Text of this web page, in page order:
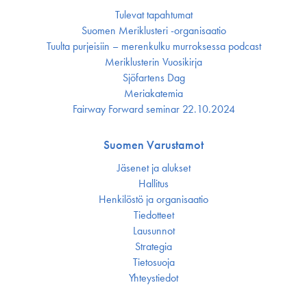
Tulevat tapahtumat
Suomen Meriklusteri -organisaatio
Tuulta purjeisiin – merenkulku murroksessa podcast
Meriklusterin Vuosikirja
Sjöfartens Dag
Meriakatemia
Fairway Forward seminar 22.10.2024
Suomen Varustamot
Jäsenet ja alukset
Hallitus
Henkilöstö ja organisaatio
Tiedotteet
Lausunnot
Strategia
Tietosuoja
Yhteystiedot